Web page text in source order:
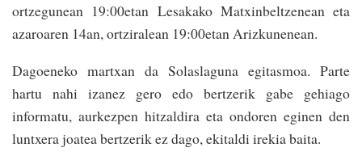
ortzegunean 19:00etan Lesakako Matxinbeltzenean eta
azaroaren 14an, ortziralean 19:00etan Arizkunenean.
Dagoeneko martxan da Solaslaguna egitasmoa. Parte
hartu nahi izanez gero edo bertzerik gabe gehiago
informatu, aurkezpen hitzaldira eta ondoren eginen den
luntxera joatea bertzerik ez dago, ekitaldi irekia baita.